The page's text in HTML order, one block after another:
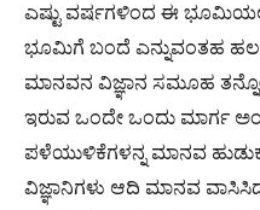
ಎಷ್ಟು ವರ್ಷಗಳಿಂದ ಈ ಭೂಮಿಯಲ್ಲಿ
ಭೂಮಿಗೆ ಬಂದೆ ಎನ್ನುವಂತಹ
ಮಾನವನ ವಿಜ್ಞಾನ ಸಮೂಹ
ಇರುವ ಒಂದೇ ಒಂದು ಮಾರ್ಗ
ಪಳೆಯುಳಿಕೆಗಳನ್ನ ಮಾನವ ಹುಡುಕ
ವಿಜ್ಞಾನಿಗಳು ಆದಿ ಮಾನವ